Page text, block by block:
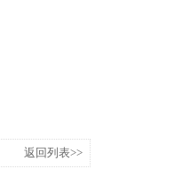
返回列表>>